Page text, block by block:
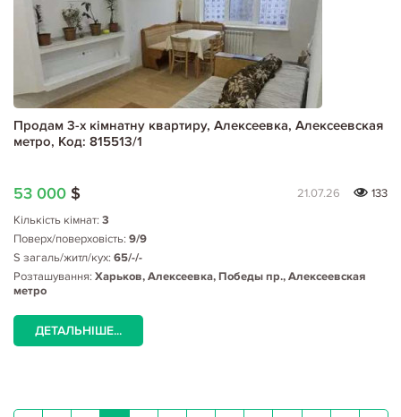
Продам 3-х кімнатну квартиру, Алексеевка, Алексеевская
метро, Код: 815513/1
53 000 $ 21.07.26
133
Кількість кімнат: 3
Поверх/поверховість: 9/9
S загаль/житл/кух: 65/-/-
Розташування: Харьков, Алексеевка, Победы пр., Алексеевская
метро
ДЕТАЛЬНІШЕ...